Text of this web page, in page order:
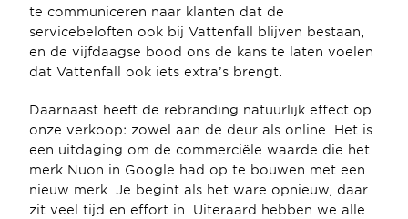
te communiceren naar klanten dat de
servicebeloften ook bij Vattenfall blijven bestaan,
en de vijfdaagse bood ons de kans te laten voelen
dat Vattenfall ook iets extra’s brengt.
Daarnaast heeft de rebranding natuurlijk effect op
onze verkoop: zowel aan de deur als online. Het is
een uitdaging om de commerciële waarde die het
merk Nuon in Google had op te bouwen met een
nieuw merk. Je begint als het ware opnieuw, daar
zit veel tijd en effort in. Uiteraard hebben we alle